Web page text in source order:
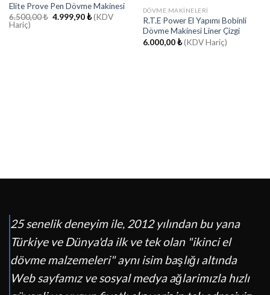
Elite Prove Pen Dövme Makinesi
6.500,00₺ Orijinal
4.999,90₺Şu
andaki
(KDV
Hariç)
DÖVME MAKINELERI
R.T.E Power El Yapımı Bobinli
Dövme Makinesi Liner Çizgi
6.000,00₺ (KDV Hariç)
25 senelik deneyim ile, 2012 yılından bu yana
Türkiye ve Dünya'da ilk ve tek olan "ikinci el
dövme malzemeleri" aynı isim başlığı altında
Web sayfamız ve sosyal medya ağlarimızla hızlı